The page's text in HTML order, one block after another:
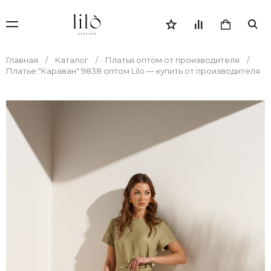
Главная Каталог
Платья оптом от производителя
Платье "Караван" 9838 оптом Lilo — купить от производителя